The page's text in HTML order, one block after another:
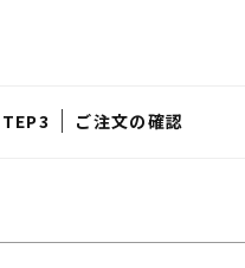
ご注文の確認